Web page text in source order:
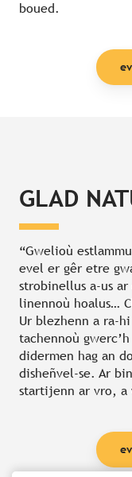
boued.
GLAD
“Gwelioù
evel er gêr etre
strobinellus a-us ar
linennoù hoalus…
Ur blezhenn a ra-
tachennoù
didermen hag an
disheñvel-se. Ar
startijenn ar vro, a